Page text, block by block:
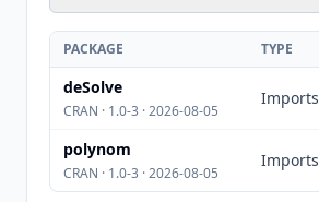
PACKAGE TYPE
deSolve
CRAN · 1.0-3 · 2026-08-05
Imports
polynom
CRAN · 1.0-3 · 2026-08-05
Imports